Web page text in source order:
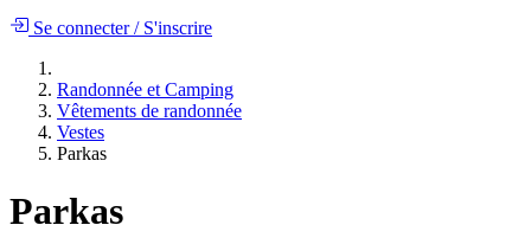
Se connecter/S'inscrire
Randonnée et Camping
Vêtements de randonnée
Vestes
Parkas
Parkas